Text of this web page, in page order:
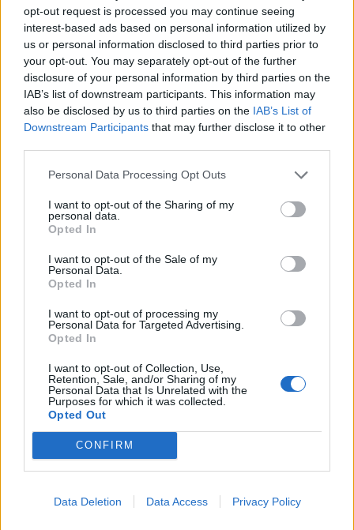
opt-out request is processed you may continue seeing
interest-based ads based on personal information utilized by
us or personal information disclosed to third parties prior to
your opt-out. You may separately opt-out of the further
disclosure of your personal information by third parties on the
IAB’s list of downstream participants. This information may
also be disclosed by us to third parties on the IAB’s List of
Downstream Participants that may further disclose it to other
Personal Data Processing Opt Outs
I want to opt-out of the Sharing of my
personal data.
Opted In
I want to opt-out of the Sale of my
Personal Data.
Opted In
I want to opt-out of processing my
Personal Data for Targeted Advertising.
Opted In
I want to opt-out of Collection, Use,
Retention, Sale, and/or Sharing of my
Personal Data that Is Unrelated with the
Purposes for which it was collected.
Opted Out
CONFIRM
Data Deletion Data Access Privacy Policy
Λακωνία: Ο Δημήτρης Μανιατάκος ακούει
δήμαρχος Ευρώτα;
06/08/2026 13:10
Δήμος Ευρώτα: Σκουριά και φθορά η
αμείλικτη πραγματικότητα…